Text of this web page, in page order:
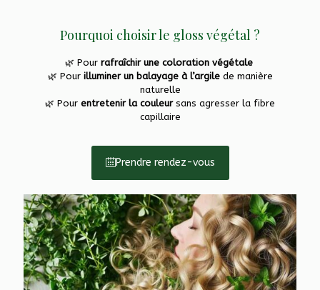
Pourquoi choisir le gloss végétal ?
🌿 Pour rafraîchir une coloration végétale
🌿 Pour illuminer un balayage à l’argilede manière
naturelle
🌿 Pour entretenir la couleursans agresser la fibre
capillaire
Prendre rendez-vous